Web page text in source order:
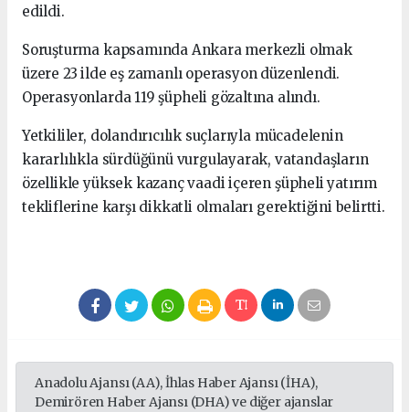
edildi.
Soruşturma kapsamında Ankara merkezli olmak
üzere 23 ilde eş zamanlı operasyon düzenlendi.
Operasyonlarda 119 şüpheli gözaltına alındı.
Yetkililer, dolandırıcılık suçlarıyla mücadelenin
kararlılıkla sürdüğünü vurgulayarak, vatandaşların
özellikle yüksek kazanç vaadi içeren şüpheli yatırım
tekliflerine karşı dikkatli olmaları gerektiğini belirtti.
Anadolu Ajansı (AA), İhlas Haber Ajansı (İHA),
Demirören Haber Ajansı (DHA) ve diğer ajanslar